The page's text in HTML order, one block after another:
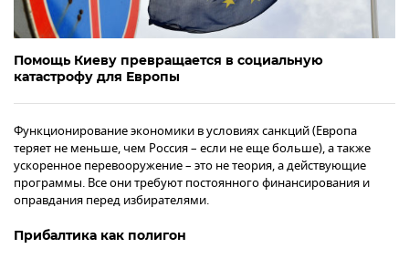
Помощь Киеву превращается в социальную
катастрофу для Европы
Функционирование экономики в условиях санкций (Европа
теряет не меньше, чем Россия – если не еще больше), а также
ускоренное перевооружение – это не теория, а действующие
программы. Все они требуют постоянного финансирования и
оправдания перед избирателями.
Прибалтика как полигон